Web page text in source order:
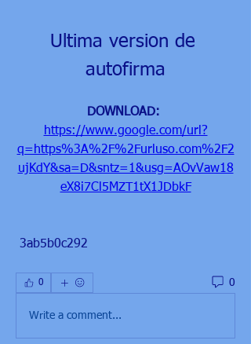
Ultima version de
autofirma
https://www.google.com/url?
q=https%3A%2F%2Furluso.com%2F2
ujKdY&sa=D&sntz=1&usg=AOvVaw18
eX8i7Cl5MZT1tX1JDbkF
3ab5b0c292
0 0
Write a comment...